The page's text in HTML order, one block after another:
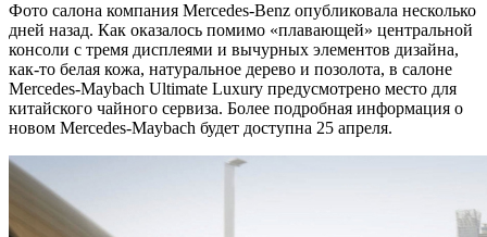
Фото салона компания Mercedes-Benz опубликовала несколько
дней назад. Как оказалось помимо «плавающей» центральной
консоли с тремя дисплеями и вычурных элементов дизайна,
как-то белая кожа, натуральное дерево и позолота, в салоне
Mercedes-Maybach Ultimate Luxury предусмотрено место для
китайского чайного сервиза. Более подробная информация о
новом Mercedes-Maybach будет доступна 25 апреля.